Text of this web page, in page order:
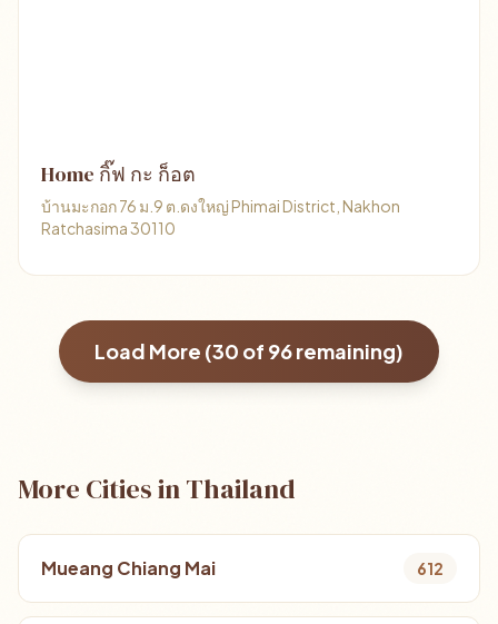
Home กิ๊ฟ กะ ก็อต
บ้านมะกอก 76 ม.9 ต.ดงใหญ่ Phimai District, Nakhon
Ratchasima 30110
Load More (30 of 96remaining)
More Cities in Thailand
Mueang Chiang Mai 612